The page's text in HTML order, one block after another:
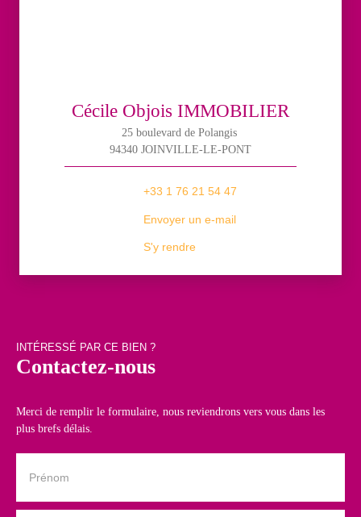
Cécile Objois IMMOBILIER
25 boulevard de Polangis
94340 JOINVILLE-LE-PONT
+33 1 76 21 54 47
Envoyer un e-mail
S'y rendre
INTÉRESSÉ PAR CE BIEN ?
Contactez-nous
Merci de remplir le formulaire, nous reviendrons vers vous dans les
plus brefs délais.
Prénom